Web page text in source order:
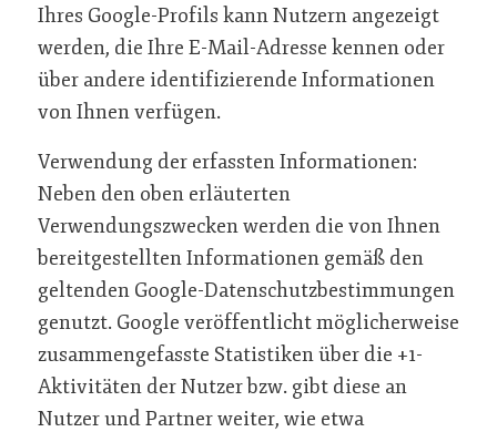
Ihres Google-Profils kann Nutzern angezeigt
werden, die Ihre E-Mail-Adresse kennen oder
über andere identifizierende Informationen
von Ihnen verfügen.
Verwendung der erfassten Informationen:
Neben den oben erläuterten
Verwendungszwecken werden die von Ihnen
bereitgestellten Informationen gemäß den
geltenden Google-Datenschutzbestimmungen
genutzt. Google veröffentlicht möglicherweise
zusammengefasste Statistiken über die +1-
Aktivitäten der Nutzer bzw. gibt diese an
Nutzer und Partner weiter, wie etwa